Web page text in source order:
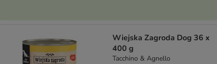
Wiejska Zagroda Dog 36 x
400 g
Tacchino & Agnello